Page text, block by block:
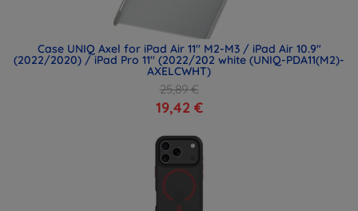
Case UNIQ Axel for iPad Air 11" M2-M3 / iPad Air 10.9"
(2022/2020) / iPad Pro 11" (2022/202 white (UNIQ-PDA11(M2)-
AXELCWHT)
25,89 €
19,42 €